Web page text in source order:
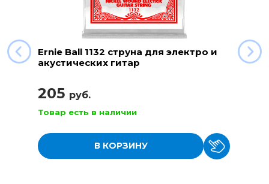
Ernie Ball 1132 струна для электро и
акустических гитар
205 руб.
Товар есть в наличии
В КОРЗИНУ